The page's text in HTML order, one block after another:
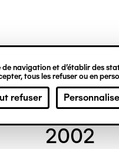
navigation et d’établir des
tous les refuser ou en
refuser
2002